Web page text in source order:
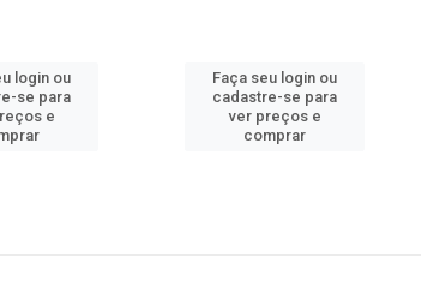
login ou
se para
e
Faça seu login ou
cadastre-se para
ver preços e
comprar